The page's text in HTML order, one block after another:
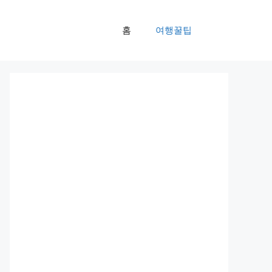
홈 여행꿀팁